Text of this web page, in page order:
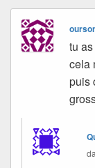
tu
cela
puis